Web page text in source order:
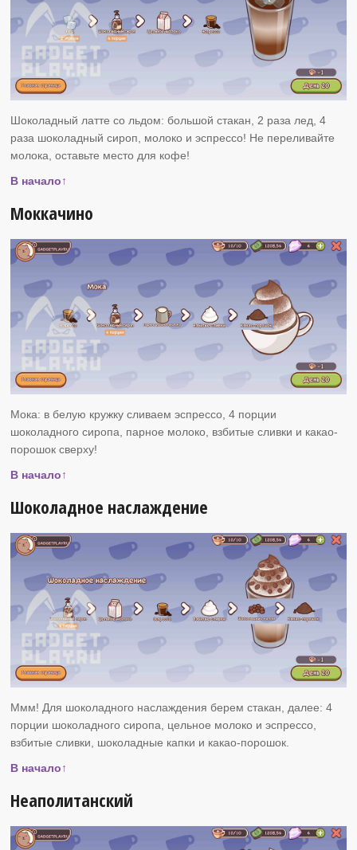
Шоколадный латте со льдом: большой стакан, 2 раза лед, 4
раза шоколадный сироп, молоко и эспрессо! Не переливайте
молока, оставьте место для кофе!
В начало↑
Моккачино
Мока: в белую кружку сливаем эспрессо, 4 порции
шоколадного сиропа, парное молоко, взбитые сливки и какао-
порошок сверху!
В начало↑
Шоколадное наслаждение
Ммм! Для шоколадного наслаждения берем стакан, далее: 4
порции шоколадного сиропа, цельное молоко и эспрессо,
взбитые сливки, шоколадные капки и какао-порошок.
В начало↑
Неаполитанский